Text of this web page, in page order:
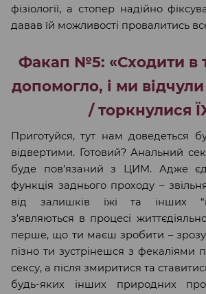
фізіології, а стопер надійно
давав їй можливості провалитись
Факап №5: «Сходити в
допомогло, і ми
/ торкнулися
Приготуйся, тут нам доведеться
відвертими. Готовий? Анальний
буде пов’язаний з ЦИМ. Адже
функція заднього проходу –
від залишків їжі та інших
з’являються в процесі
перше, що ти маєш зробити –
пізно ти зустрінешся з фекаліями
сексу, а після змиритися та
будь-яких інших природних